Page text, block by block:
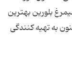
بلورین بهترین
به تهیه كنندگی